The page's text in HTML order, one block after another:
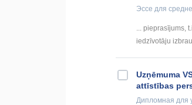
Эссе для
... pieprasījums,
iedzīvotāju
Uzņēmuma
attīstības
Дипломная для